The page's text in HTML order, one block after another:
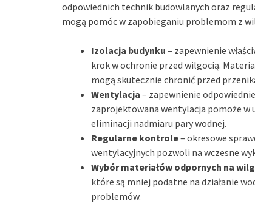
odpowiednich technik budowlanych oraz
mogą pomóc w zapobieganiu problemom z
Izolacja budynku – zapewnienie
krok w ochronie przed wilgocią.
mogą skutecznie chronić przed
Wentylacja – zapewnienie
zaprojektowana wentylacja pomoże
eliminacji nadmiaru pary wodnej.
Regularne kontrole– okresowe
wentylacyjnych pozwoli na wczesne
Wybór materiałów odpornych na
które są mniej podatne na działanie
problemów.